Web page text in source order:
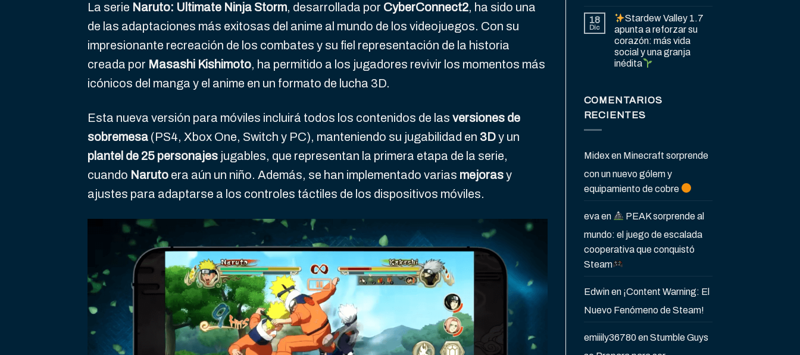
La serie Naruto: Ultimate Ninja Storm, desarrollada por CyberConnect2, ha sido una
de las adaptaciones más exitosas del anime al mundo de los videojuegos. Con su
impresionante recreación de los combates y su fiel representación de la historia
creada por Masashi Kishimoto, ha permitido a los jugadores revivir los momentos más
icónicos del manga y el anime en un formato de lucha 3D.
Esta nueva versión para móviles incluirá todos los contenidos de las versiones de
sobremesa (PS4, Xbox One, Switch y PC), manteniendo su jugabilidad en 3Dy un
plantel de 25 personajes jugables, que representan la primera etapa de la serie,
cuando Naruto era aún un niño. Además, se han implementado varias mejorasy
ajustes para adaptarse a los controles táctiles de los dispositivos móviles.
18
Dic
Stardew Valley 1.7
apunta a reforzar su
corazón: más vida
social y una granja
inédita
COMENTARIOS
RECIENTES
Midexen Minecraft sorprende
con un nuevo gólem y
equipamiento de cobre
evaen
PEAK sorprende al
mundo: el juego de escalada
cooperativa que conquistó
Steam
Edwinen ¡Content Warning: El
Nuevo Fenómeno de Steam!
emiiily36780enStumble Guys